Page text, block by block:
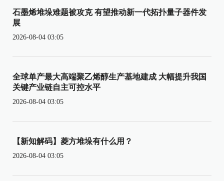
石墨烯堆垛难题被攻克 有望推动新一代拓扑量子器件发
展
2026-08-04 03:05
全球单产最大高端聚乙烯醇生产基地建成 大幅提升我国
关键产业链自主可控水平
2026-08-04 03:05
【新知解码】菱方堆垛有什么用？
2026-08-04 03:05